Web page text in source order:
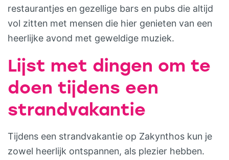
restaurantjes en gezellige bars en pubs die altijd
vol zitten met mensen die hier genieten van een
heerlijke avond met geweldige muziek.
Lijst met dingen om te
doen tijdens een
strandvakantie
Tijdens een strandvakantie op Zakynthos kun je
zowel heerlijk ontspannen, als plezier hebben.